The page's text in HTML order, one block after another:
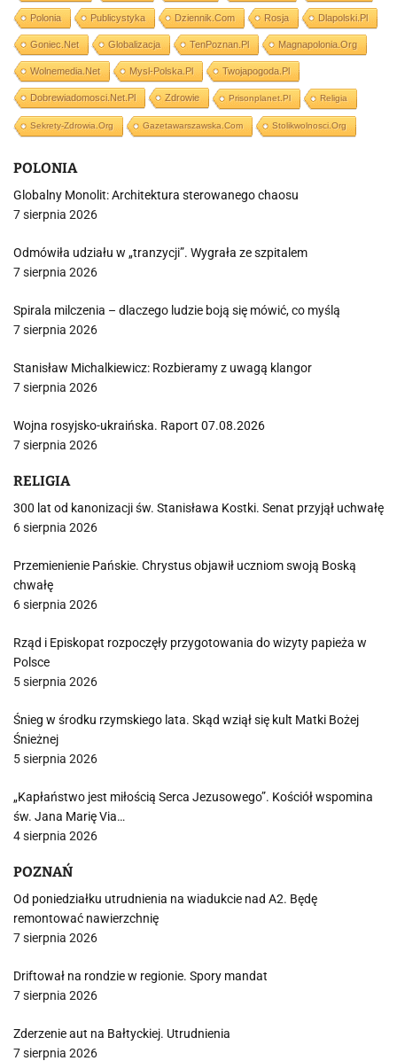
Polonia Publicystyka Dziennik.com Rosja Dlapolski.pl
Goniec.net Globalizacja TenPoznan.pl Magnapolonia.org
Wolnemedia.net Mysl-Polska.pl Twojapogoda.pl
Dobrewiadomosci.net.pl Zdrowie Prisonplanet.pl Religia
Sekrety-Zdrowia.org Gazetawarszawska.com Stolikwolnosci.org
POLONIA
Globalny Monolit: Architektura sterowanego chaosu
7 sierpnia 2026
Odmówiła udziału w „tranzycji”. Wygrała ze szpitalem
7 sierpnia 2026
Spirala milczenia – dlaczego ludzie boją się mówić, co myślą
7 sierpnia 2026
Stanisław Michalkiewicz: Rozbieramy z uwagą klangor
7 sierpnia 2026
Wojna rosyjsko-ukraińska. Raport 07.08.2026
7 sierpnia 2026
RELIGIA
300 lat od kanonizacji św. Stanisława Kostki. Senat przyjął uchwałę
6 sierpnia 2026
Przemienienie Pańskie. Chrystus objawił uczniom swoją Boską
chwałę
6 sierpnia 2026
Rząd i Episkopat rozpoczęły przygotowania do wizyty papieża w
Polsce
5 sierpnia 2026
Śnieg w środku rzymskiego lata. Skąd wziął się kult Matki Bożej
Śnieżnej
5 sierpnia 2026
„Kapłaństwo jest miłością Serca Jezusowego”. Kościół wspomina
św. Jana Marię Via…
4 sierpnia 2026
POZNAŃ
Od poniedziałku utrudnienia na wiadukcie nad A2. Będę
remontować nawierzchnię
7 sierpnia 2026
Driftował na rondzie w regionie. Spory mandat
7 sierpnia 2026
Zderzenie aut na Bałtyckiej. Utrudnienia
7 sierpnia 2026